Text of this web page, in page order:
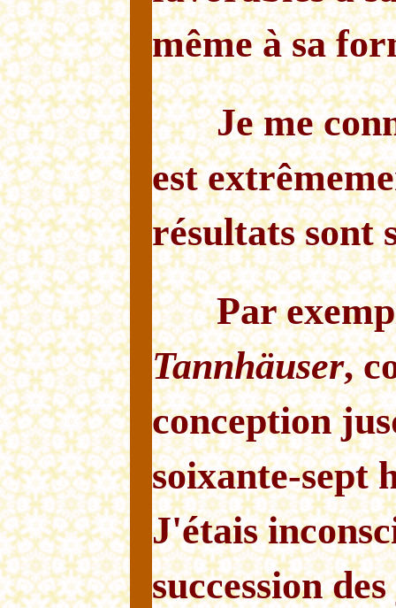
même à sa
Je me
est
résultats sont
Par
Tannhäuser,
conception
soixante-sept
J'étais
succession